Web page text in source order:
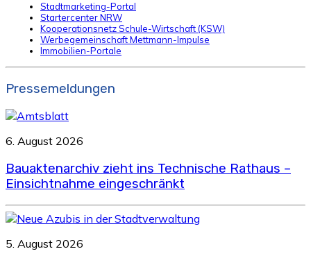
Stadtmarketing-Portal
Startercenter NRW
Kooperationsnetz Schule-Wirtschaft (KSW)
Werbegemeinschaft Mettmann-Impulse
Immobilien-Portale
Pressemeldungen
6. August 2026
Bauaktenarchiv zieht ins Technische Rathaus –
Einsichtnahme eingeschränkt
5. August 2026